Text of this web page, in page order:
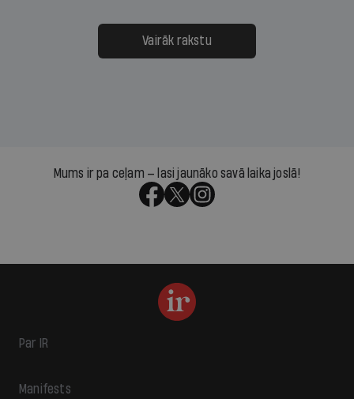
Vairāk rakstu
Mums ir pa ceļam — lasi jaunāko savā laika joslā!
Par IR
Manifests